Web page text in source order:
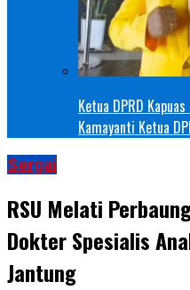
Ketua DPRD
Kamayanti Ketua
Sergai
RSU Melati
Dokter Spesialis
Jantung